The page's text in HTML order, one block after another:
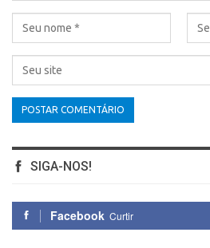
SIGA-NOS!
Facebook Curtir